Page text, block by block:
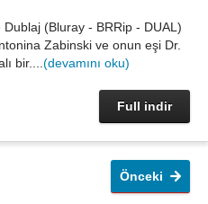
(Bluray - BRRip - DUAL)
Zabinski ve onun eşi Dr.
bir.... (devamını oku)
Full indir
Önceki